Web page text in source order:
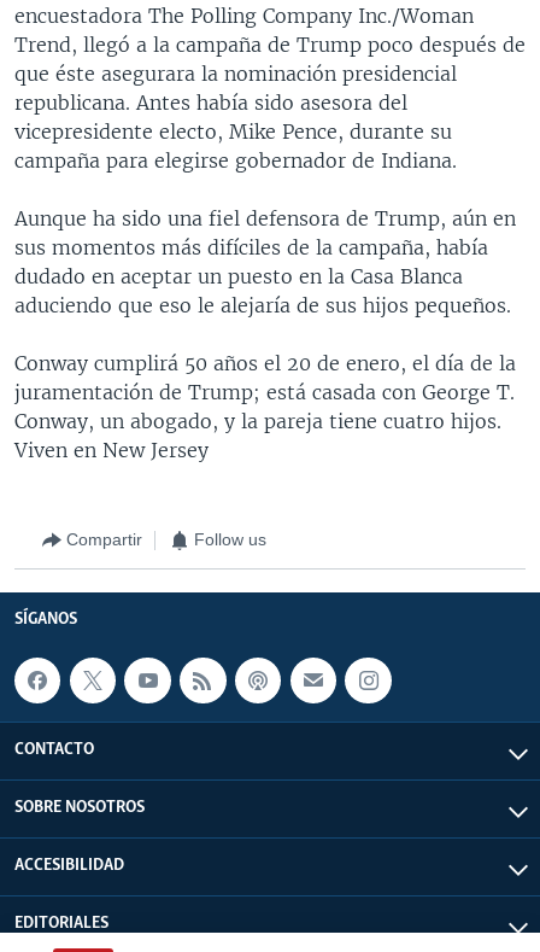
encuestadora The Polling Company Inc./Woman
Trend, llegó a la campaña de Trump poco después de
que éste asegurara la nominación presidencial
republicana. Antes había sido asesora del
vicepresidente electo, Mike Pence, durante su
campaña para elegirse gobernador de Indiana.
Aunque ha sido una fiel defensora de Trump, aún en
sus momentos más difíciles de la campaña, había
dudado en aceptar un puesto en la Casa Blanca
aduciendo que eso le alejaría de sus hijos pequeños.
Conway cumplirá 50 años el 20 de enero, el día de la
juramentación de Trump; está casada con George T.
Conway, un abogado, y la pareja tiene cuatro hijos.
Viven en New Jersey
Compartir Follow us
SÍGANOS
CONTACTO
SOBRE NOSOTROS
ACCESIBILIDAD
EDITORIALES